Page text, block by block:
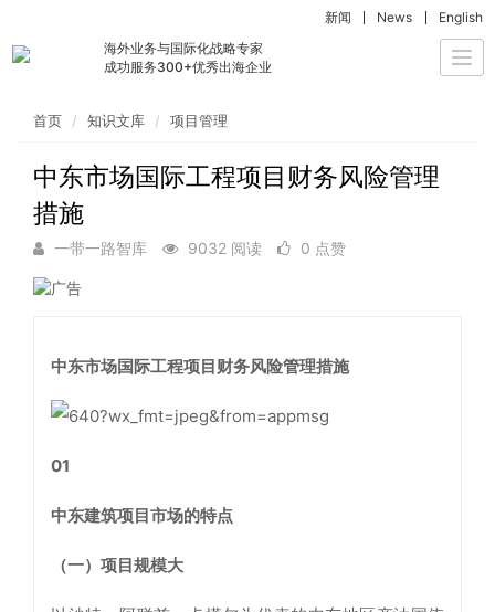
海外业务与国际化战略专家
成功服务300+优秀出海企业
新闻 News English
首页 知识文库 项目管理
中东市场国际工程项目财务风险管理
措施
一带一路智库 9032 阅读 0 点赞
中东市场国际工程项目财务风险管理措施
01
中东建筑项目市场的特点
（一）项目规模大